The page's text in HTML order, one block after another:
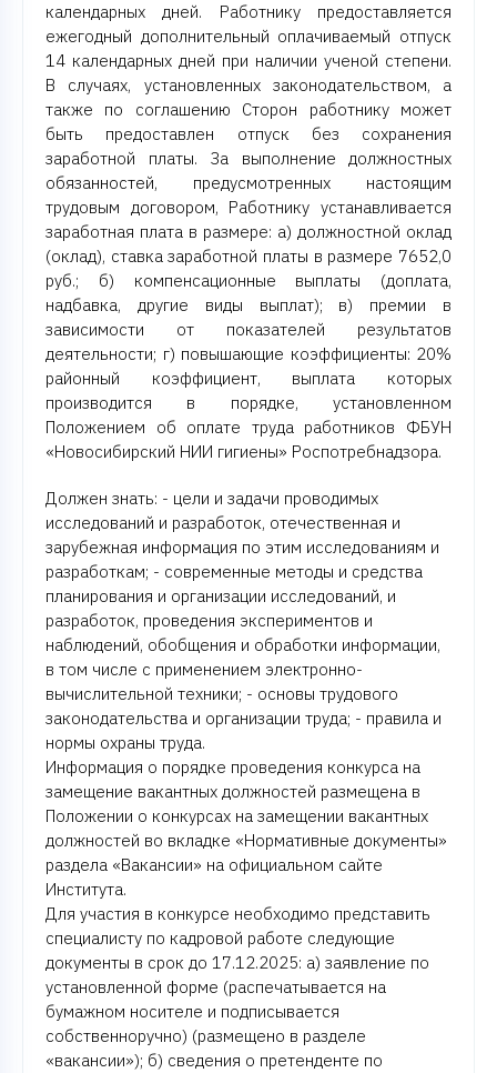
календарных дней. Работнику предоставляется
ежегодный дополнительный оплачиваемый отпуск
14 календарных дней при наличии ученой степени.
В случаях, установленных законодательством, а
также по соглашению Сторон работнику может
быть предоставлен отпуск без сохранения
заработной платы. За выполнение должностных
обязанностей, предусмотренных настоящим
трудовым договором, Работнику устанавливается
заработная плата в размере: а) должностной оклад
(оклад), ставка заработной платы в размере 7652,0
руб.; б) компенсационные выплаты (доплата,
надбавка, другие виды выплат); в) премии в
зависимости от показателей результатов
деятельности; г) повышающие коэффициенты: 20%
районный коэффициент, выплата которых
производится в порядке, установленном
Положением об оплате труда работников ФБУН
«Новосибирский НИИ гигиены» Роспотребнадзора.
Должен знать: - цели и задачи проводимых
исследований и разработок, отечественная и
зарубежная информация по этим исследованиям и
разработкам; - современные методы и средства
планирования и организации исследований, и
разработок, проведения экспериментов и
наблюдений, обобщения и обработки информации,
в том числе с применением электронно-
вычислительной техники; - основы трудового
законодательства и организации труда; - правила и
нормы охраны труда.
Информация о порядке проведения конкурса на
замещение вакантных должностей размещена в
Положении о конкурсах на замещении вакантных
должностей во вкладке «Нормативные документы»
раздела «Вакансии» на официальном сайте
Института.
Для участия в конкурсе необходимо представить
специалисту по кадровой работе следующие
документы в срок до 17.12.2025: а) заявление по
установленной форме (распечатывается на
бумажном носителе и подписывается
собственноручно) (размещено в разделе
«вакансии»); б) сведения о претенденте по